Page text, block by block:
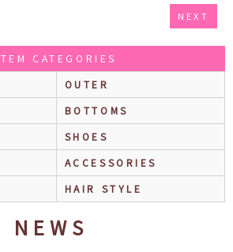
NEXT
CATEGORIES
OUTER
BOTTOMS
SHOES
ACCESSORIES
HAIR STYLE
NEWS